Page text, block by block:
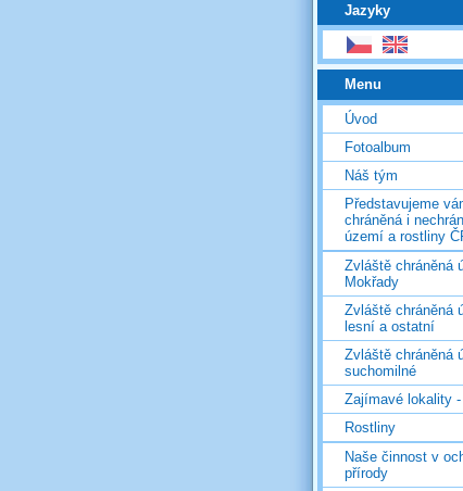
Jazyky
Menu
Úvod
Fotoalbum
Náš tým
Představujeme
chráněná i
území a rostliny
Zvláště chráněná
Mokřady
Zvláště chráněná
lesní a ostatní
Zvláště chráněná
suchomilné
Zajímavé lokality
Rostliny
Naše činnost v
přírody